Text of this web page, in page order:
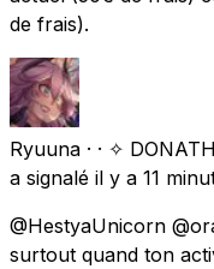
de frais).
Ryuuna · · ✧
a signalé il y a 11
@HestyaUnicorn
surtout quand ton